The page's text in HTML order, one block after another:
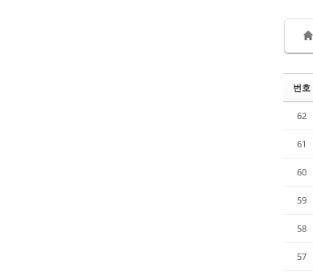
번호
62
61
60
59
58
57